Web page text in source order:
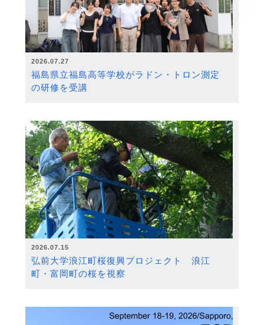
2026.07.27
福島県立福島高等学校がラドン・トロン測定
の研修を受講
2026.07.15
弘前大学浪江町桜復興プロジェクト 浪江
町・富岡町の桜を視察